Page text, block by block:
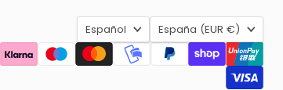
Idioma
Español País
España
(EUR €)